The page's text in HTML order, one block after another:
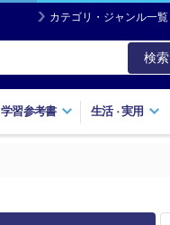
カテゴリ・ジャンル一覧
検索
学習参考書 生活・実用